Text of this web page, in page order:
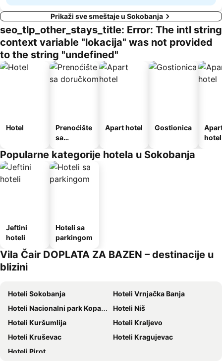
Prikaži sve smeštaje u Sokobanja
seo_tlp_other_stays_title: Error: The intl string
context variable "lokacija" was not provided
to the string "undefined"
Hotel
Prenoćište
sa
Apart hotel Gostionica
hotel
Popularne kategorije hotela u Sokobanja
Jeftini
hoteli
Hoteli sa
parkingom
Vila Čair DOPLATA ZA BAZEN – destinacije u
blizini
Hoteli Sokobanja
Hoteli Vrnjačka Banja
Hoteli Nacionalni park Kopaonik
Hoteli Niš
Hoteli Kuršumlija
Hoteli Kraljevo
Hoteli Kruševac
Hoteli Kragujevac
Hoteli Pirot